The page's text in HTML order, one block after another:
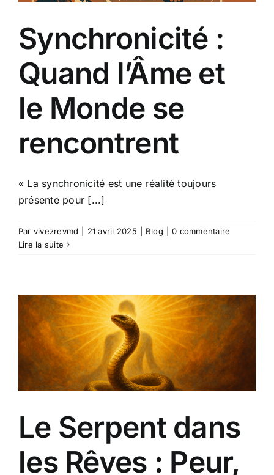
Synchronicité :
Quand l’Âme et
le Monde se
rencontrent
« La synchronicité est une réalité toujours
présente pour [...]
Par vivezrevmd 21 avril 2025 Blog
0 commentaire
Lire la suite
Le Serpent dans
les Rêves : Peur,